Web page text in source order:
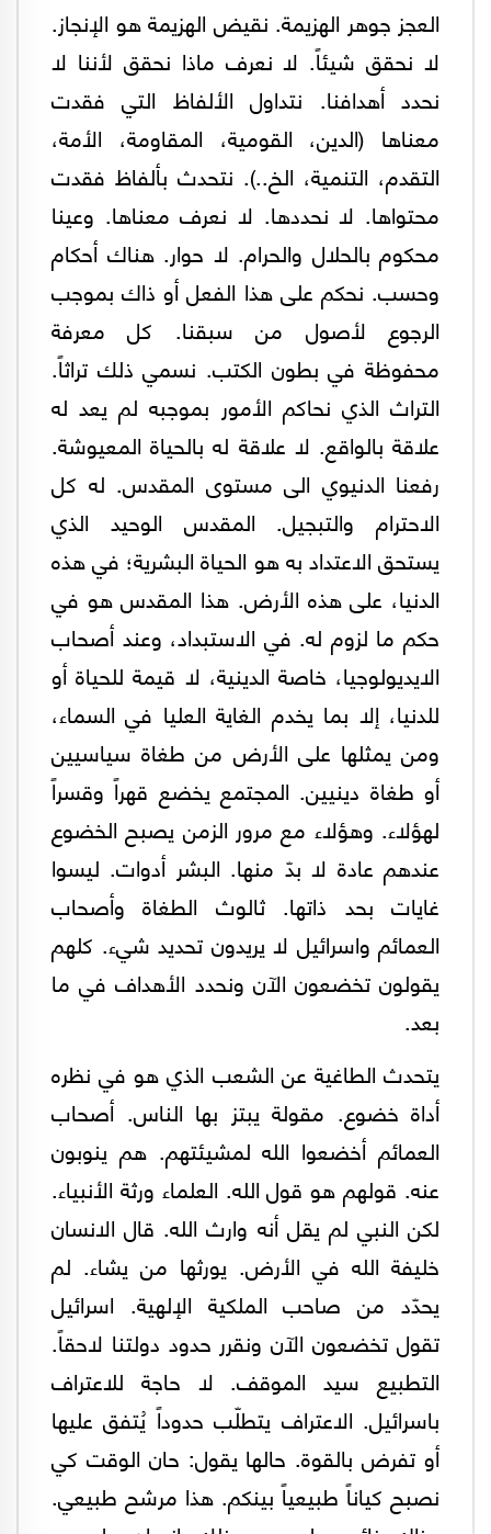
العجز جوهر الهزيمة. نقيض الهزيمة هو الإنجاز.
لا نحقق شيئاً. لا نعرف ماذا نحقق لأننا لا
نحدد أهدافنا. نتداول الألفاظ التي فقدت
معناها (الدين، القومية، المقاومة، الأمة،
التقدم، التنمية، الخ..). نتحدث بألفاظ فقدت
محتواها. لا نحددها. لا نعرف معناها. وعينا
محكوم بالحلال والحرام. لا حوار. هناك أحكام
وحسب. نحكم على هذا الفعل أو ذاك بموجب
الرجوع لأصول من سبقنا. كل معرفة
محفوظة في بطون الكتب. نسمي ذلك تراثاً.
التراث الذي نحاكم الأمور بموجبه لم يعد له
علاقة بالواقع. لا علاقة له بالحياة المعيوشة.
رفعنا الدنيوي الى مستوى المقدس. له كل
الاحترام والتبجيل. المقدس الوحيد الذي
يستحق الاعتداد به هو الحياة البشرية؛ في هذه
الدنيا، على هذه الأرض. هذا المقدس هو في
حكم ما لزوم له. في الاستبداد، وعند أصحاب
الايديولوجيا، خاصة الدينية، لا قيمة للحياة أو
للدنيا، إلا بما يخدم الغاية العليا في السماء،
ومن يمثلها على الأرض من طغاة سياسيين
أو طغاة دينيين. المجتمع يخضع قهراً وقسراً
لهؤلاء. وهؤلاء مع مرور الزمن يصبح الخضوع
عندهم عادة لا بدّ منها. البشر أدوات. ليسوا
غايات بحد ذاتها. ثالوث الطغاة وأصحاب
العمائم واسرائيل لا يريدون تحديد شيء. كلهم
يقولون تخضعون الآن ونحدد الأهداف في ما
بعد.
يتحدث الطاغية عن الشعب الذي هو في نظره
أداة خضوع. مقولة يبتز بها الناس. أصحاب
العمائم أخضعوا الله لمشيئتهم. هم ينوبون
عنه. قولهم هو قول الله. العلماء ورثة الأنبياء.
لكن النبي لم يقل أنه وارث الله. قال الانسان
خليفة الله في الأرض. يورثها من يشاء. لم
يحدّد من صاحب الملكية الإلهية. اسرائيل
تقول تخضعون الآن ونقرر حدود دولتنا لاحقاً.
التطبيع سيد الموقف. لا حاجة للاعتراف
باسرائيل. الاعتراف يتطلّب حدوداً يُتفق عليها
أو تفرض بالقوة. حالها يقول: حان الوقت كي
نصبح كياناً طبيعياً بينكم. هذا مرشح طبيعي.